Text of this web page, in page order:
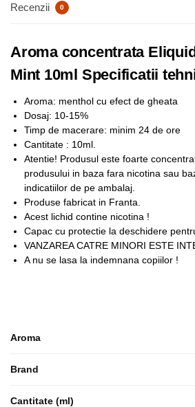
Recenzii 0
Aroma concentrata
Mint 10ml Specificatii
Aroma: menthol cu efect de gheata
Dosaj: 10-15%
Timp de macerare: minim 24 de ore
Cantitate : 10ml.
Atentie! Produsul este foarte
produsului in baza fara nicotina sau
indicatiilor de pe ambalaj.
Produse fabricat in Franta.
Acest lichid contine nicotina !
Capac cu protectie la deschidere
VANZAREA CATRE MINORI ESTE
A nu se lasa la indemnana copiilor !
Aroma
Brand
Cantitate (ml)